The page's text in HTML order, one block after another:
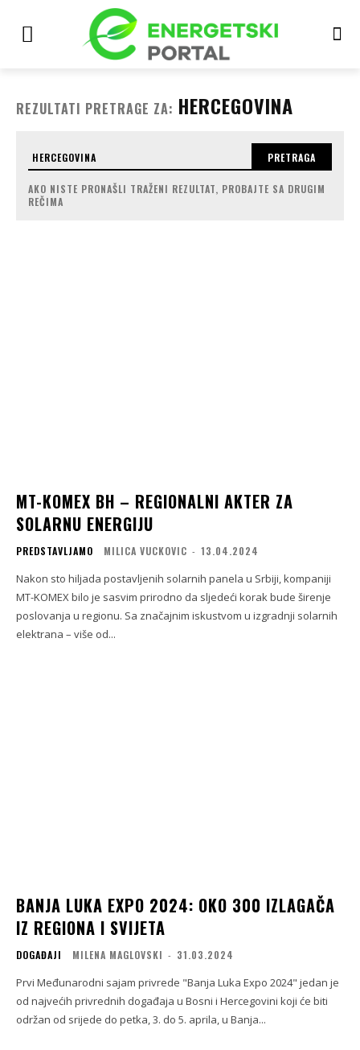
REZULTATI PRETRAGE ZA: HERCEGOVINA
PRETRAGA
AKO NISTE PRONAŠLI TRAŽENI REZULTAT, PROBAJTE SA DRUGIM
REČIMA
MT-KOMEX BH – REGIONALNI AKTER ZA
SOLARNU ENERGIJU
PREDSTAVLJAMO MILICA VUCKOVIC - 13.04.2024
Nakon sto hiljada postavljenih solarnih panela u Srbiji, kompaniji
MT-KOMEX bilo je sasvim prirodno da sljedeći korak bude širenje
poslovanja u regionu. Sa značajnim iskustvom u izgradnji solarnih
elektrana – više od...
BANJA LUKA EXPO 2024: OKO 300 IZLAGAČA
IZ REGIONA I SVIJETA
DOGAĐAJI MILENA MAGLOVSKI - 31.03.2024
Prvi Međunarodni sajam privrede "Banja Luka Expo 2024" jedan je
od najvećih privrednih događaja u Bosni i Hercegovini koji će biti
održan od srijede do petka, 3. do 5. aprila, u Banja...